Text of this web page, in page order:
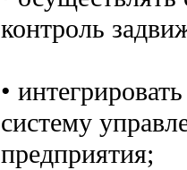
контроль
•
систему
предприятия;